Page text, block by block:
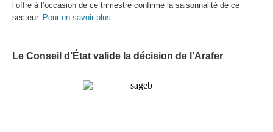
l’offre à l’occasion de ce trimestre confirme la saisonnalité de ce
secteur. Pour en savoir plus
Le Conseil d’État valide la décision de l’Arafer